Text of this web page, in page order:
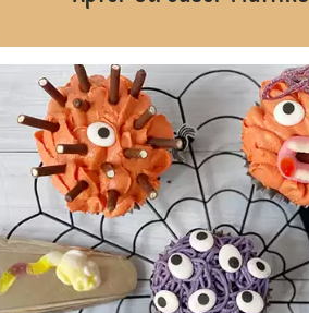
Cupcakes